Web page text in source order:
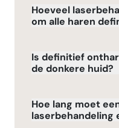
Hoeveel
om alle haren
Is definitief
de donkere huid?
Hoe lang moet
laserbehandeling